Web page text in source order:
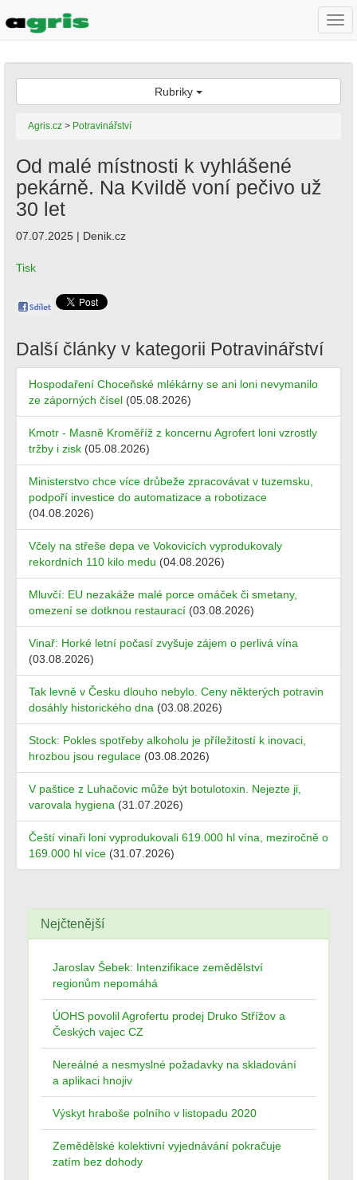
Rubriky
Agris.cz > Potravinářství
Od malé místnosti k vyhlášené
pekárně. Na Kvildě voní pečivo už
30 let
07.07.2025 | Denik.cz
Tisk
Další články v kategorii Potravinářství
Hospodaření Choceňské mlékárny se ani loni nevymanilo
ze záporných čísel (05.08.2026)
Kmotr - Masně Kroměříž z koncernu Agrofert loni vzrostly
tržby i zisk (05.08.2026)
Ministerstvo chce více drůbeže zpracovávat v tuzemsku,
podpoří investice do automatizace a robotizace
(04.08.2026)
Včely na střeše depa ve Vokovicích vyprodukovaly
rekordních 110 kilo medu (04.08.2026)
Mluvčí: EU nezakáže malé porce omáček či smetany,
omezení se dotknou restaurací (03.08.2026)
Vinař: Horké letní počasí zvyšuje zájem o perlivá vína
(03.08.2026)
Tak levně v Česku dlouho nebylo. Ceny některých potravin
dosáhly historického dna (03.08.2026)
Stock: Pokles spotřeby alkoholu je příležitostí k inovaci,
hrozbou jsou regulace (03.08.2026)
V paštice z Luhačovic může být botulotoxin. Nejezte ji,
varovala hygiena (31.07.2026)
Čeští vinaři loni vyprodukovali 619.000 hl vína, meziročně o
169.000 hl více (31.07.2026)
Nejčtenější
Jaroslav Šebek: Intenzifikace zemědělství
regionům nepomáhá
ÚOHS povolil Agrofertu prodej Druko Střížov a
Českých vajec CZ
Nereálné a nesmyslné požadavky na skladování
a aplikaci hnojiv
Výskyt hraboše polního v listopadu 2020
Zemědělské kolektivní vyjednávání pokračuje
zatím bez dohody